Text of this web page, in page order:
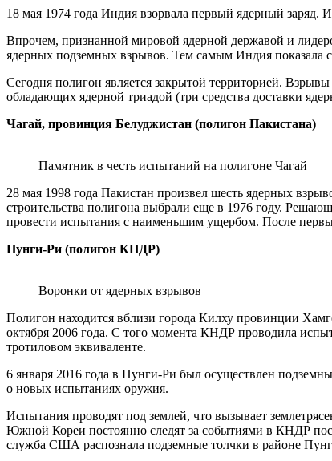
18 мая 1974 года Индия взорвала первый ядерный
Впрочем, признанной мировой ядерной державой и
ядерных подземных взрывов. Тем самым Индия показала
Сегодня полигон является закрытой территорией.
обладающих ядерной триадой (три средства доставки
Чагай, провинция Белуджистан (полигон Пакистана)
Памятник в честь испытаний на полигоне Чагай
28 мая 1998 года Пакистан произвел шесть ядерных
строительства полигона выбрали еще в 1976 году.
провести испытания с наименьшим ущербом. После
Пунги-Ри (полигон КНДР)
Воронки от ядерных взрывов
Полигон находится вблизи города Килху провинции
октября 2006 года. С того момента КНДР проводила
тротиловом эквиваленте.
6 января 2016 года в Пунги-Ри был осуществлен
о новых испытаниях оружия.
Испытания проводят под землей, что вызывает
Южной Кореи постоянно следят за событиями в КНДР
служба США распознала подземные толчки в районе